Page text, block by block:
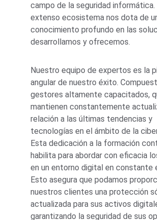
campo de la seguridad informática.
extenso ecosistema nos dota de
conocimiento profundo en las
desarrollamos y ofrecemos.
Nuestro equipo de expertos es la
angular de nuestro éxito.
gestores altamente capacitados,
mantienen constantemente
relación a las últimas tendencias y
tecnologías en el ámbito de la
Esta dedicación a la formación
habilita para abordar con eficacia
en un entorno digital en constante
Esto asegura que podamos
nuestros clientes una protección
actualizada para sus activos
garantizando la seguridad de sus